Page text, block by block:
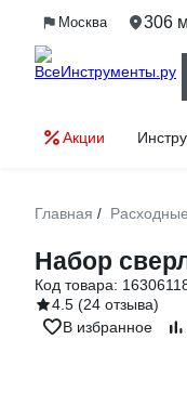
Москва 306
Акции
Главная /
Набор
Код товара:
4.5 (24 отзыва)
В избранное